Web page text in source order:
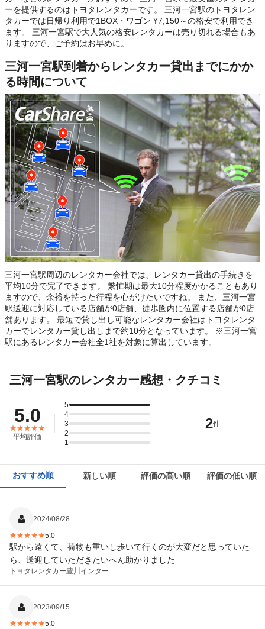
ーを提供するのはトヨタレンタカーです。 三河一宮駅のトヨタレン
タカーでは日帰り利用で1BOX・ワゴン ¥7,150～の格安で利用でき
ます。 三河一宮駅で大人気の格安レンタカーは売り切れる場合もあ
りますので、ご予約はお早めに。
三河一宮駅到着からレンタカー貸出までにかか
る時間について
三河一宮駅周辺のレンタカー会社では、レンタカー貸出の手続きを
平均10分で完了できます。 繁忙期は最大10分程度かかることもあり
ますので、余裕を持った行程を心がけたいですね。 また、三河一宮
駅送迎に対応している店舗が0店舗、徒歩圏内に位置する店舗が0店
舗あります。 最短で貸し出し可能なレンタカー会社はトヨタレンタ
カーでレンタカー貸し出しまで約10分となっています。 ※三河一宮
駅にあるレンタカー会社全1社を対象に算出しています。
三河一宮駅のレンタカー感想・クチコミ
5.0
平均評価
5
4
3
2
1
2件
おすすめ順 新しい順 評価の高い順 評価の低い順
2024/08/28
5.0
駅から遠くて、荷物も重いし歩いて行くのが大変だと思っていた
ら、送迎していただきたいへん助かりました
トヨタレンタカー豊川インター
2023/09/15
5.0